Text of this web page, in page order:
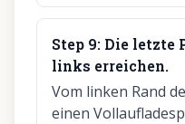
Step 9: Die letzte
links erreichen.
Vom linken Rand
einen